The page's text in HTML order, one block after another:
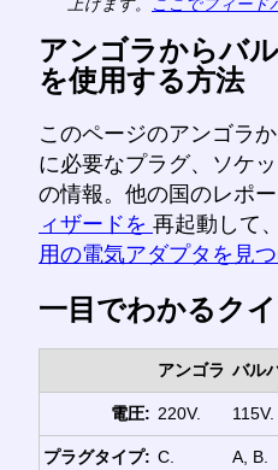
上げます。
ここでフィード
アンゴラからバ
を使用する方法
このページのアンゴラ
に必要なプラグ、ソケ
の情報。他の国のレポ
ィザードを 再起動して、
用の電気アダプタを見
一目でわかるク
アンゴラ バル
電圧: 220V. 115V.
プラグタイプ: C. A, B.